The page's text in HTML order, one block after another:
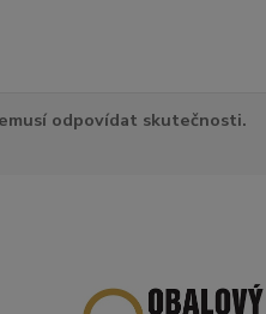
odpovídat skutečnosti.